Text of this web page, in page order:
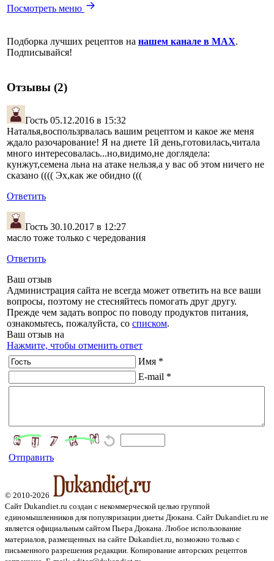
Посмотреть меню
Подборка лучших рецептов на нашем канале в MAX.
Подписывайся!
Отзывы (2)
Гость 05.12.2016 в 15:32
Наталья,воспользрвалась вашим рецептом и какое же меня
ждало разочарование! Я на диете 1й день,готовилась,читала
много интересовалась...но,видимо,не доглядела:
кунжут,семена льна на атаке нельзя,а у вас об этом ничего не
сказано (((( Эх,как же обидно (((
Ответить
Гость 30.10.2017 в 12:27
масло тоже только с чередования
Ответить
Ваш отзыв
Администрация сайта не всегда может ответить на все ваши
вопросы, поэтому не стесняйтесь помогать друг другу.
Прежде чем задать вопрос по поводу продуктов питания,
ознакомьтесь, пожалуйста, со списком.
Ваш отзыв на
Нажмите, чтобы отменить ответ
Имя *
E-mail *
Отправить
© 2010-2026
Сайт Dukandiet.ru создан с некоммерческой целью группой
единомышленников для популяризации диеты Дюкана. Сайт Dukandiet.ru не
является официальным сайтом Пьера Дюкана. Любое использование
материалов, размещенных на сайте Dukandiet.ru, возможно только с
письменного разрешения редакции. Копирование авторских рецептов